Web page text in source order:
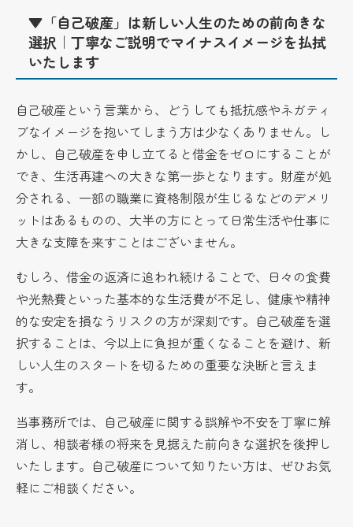
▼「自己破産」は新しい人生のための前向きな
選択｜丁寧なご説明でマイナスイメージを払拭
いたします
自己破産という言葉から、どうしても抵抗感やネガティ
ブなイメージを抱いてしまう方は少なくありません。し
かし、自己破産を申し立てると借金をゼロにすることが
でき、生活再建への大きな第一歩となります。財産が処
分される、一部の職業に資格制限が生じるなどのデメリ
ットはあるものの、大半の方にとって日常生活や仕事に
大きな支障を来すことはございません。
むしろ、借金の返済に追われ続けることで、日々の食費
や光熱費といった基本的な生活費が不足し、健康や精神
的な安定を損なうリスクの方が深刻です。自己破産を選
択することは、今以上に負担が重くなることを避け、新
しい人生のスタートを切るための重要な決断と言えま
す。
当事務所では、自己破産に関する誤解や不安を丁寧に解
消し、相談者様の将来を見据えた前向きな選択を後押し
いたします。自己破産について知りたい方は、ぜひお気
軽にご相談ください。